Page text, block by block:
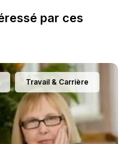
par ces
Travail & Carrière